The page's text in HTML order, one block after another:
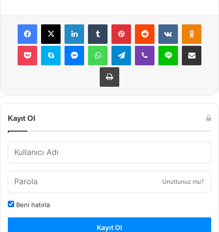
Facebook
X LinkedInTumblr PinterestReddit VKontakte
Pocket Skype MessengerWhatsAppTelegramViber Line E-Posta ile
Yazdır
Kayıt Ol
Unuttunuz mu?
Beni hatırla
Kayıt Ol